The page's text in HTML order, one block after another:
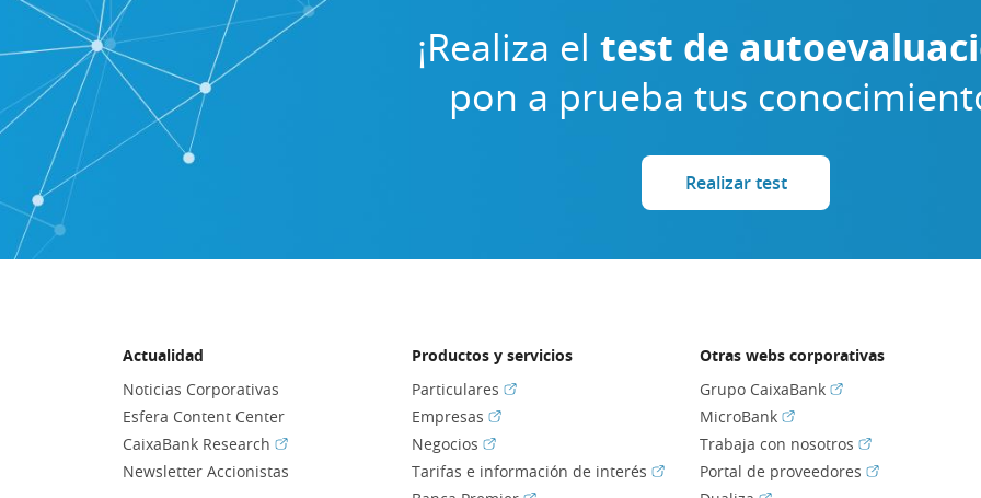
¡Realiza el test de
pon a prueba tus
Realizar test
Actualidad
Noticias Corporativas
Esfera Content Center
CaixaBank Research (Abrir en ventana nueva)
Newsletter Accionistas
Productos y servicios
Particulares (Abrir en ventana nueva)
Empresas (Abrir en ventana nueva)
Negocios (Abrir en ventana nueva)
Tarifas e información de interés (Abrir en ventana nueva)
Otras webs corporativas
Grupo CaixaBank(Abrir en ventana
MicroBank(Abrir en ventana nueva)
Trabaja con nosotros(Abrir en
Portal de proveedores(Abrir en